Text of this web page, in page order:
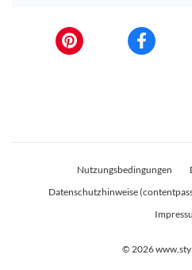
Nutzungsbedingungen
Datenschutzhinweise
© 2026